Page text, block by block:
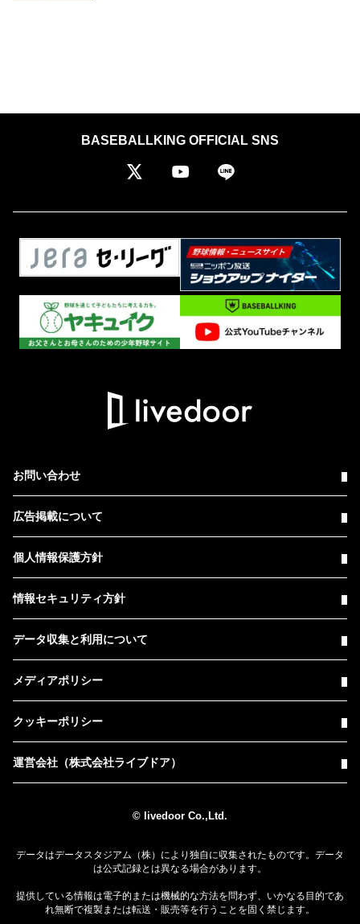
BASEBALLKING OFFICIAL SNS
お問い合わせ
広告掲載について
個人情報保護方針
情報セキュリティ方針
データ収集と利用について
メディアポリシー
クッキーポリシー
運営会社（株式会社ライブドア）
© livedoor Co.,Ltd.
データはデータスタジアム（株）により独自に収集されたものです。データ
は公式記録とは異なる場合があります。
提供している情報は電子的または機械的な方法を問わず、いかなる目的であ
れ無断で複製または転送・販売等を行うことを固く禁じます。